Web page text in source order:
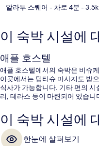
알라투 스퀘어 - 차로 4분 -
이 숙박 시설에
애플 호스텔
애플 호스텔에서의 숙박은 비슈
이곳에서는 딥티슈 마사지도 받
식사가 가능합니다. 기타 편의
리, 테라스 등이 마련되어 있습니
이 숙박 시설에
한눈에 살펴보기